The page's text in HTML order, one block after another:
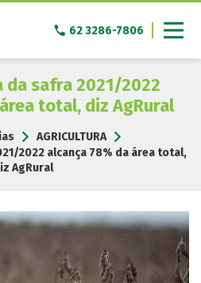
62 3286-7806
da safra 2021/2022
total, diz AgRural
AGRICULTURA
2022 alcança 78% da área total,
AgRural